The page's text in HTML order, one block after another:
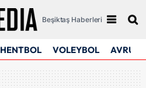
Beşiktaş Haberleri
HENTBOL VOLEYBOL